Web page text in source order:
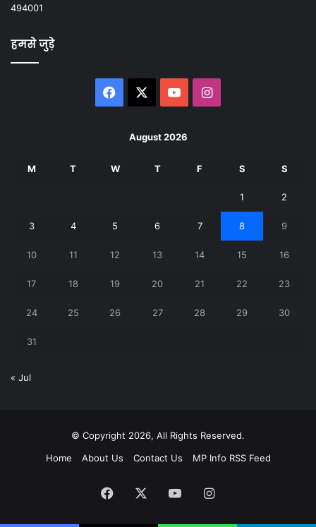
494001
हमसे जुड़े
Facebook YouTubeInstagram
August 2026
M T W T F S S
1 2
3 4 5 6 7 8 9
10 11 12 13 14 15 16
17 18 19 20 21 22 23
24 25 26 27 28 29 30
31
« Jul
© Copyright 2026, All Rights Reserved.
Home
About Us Contact Us MP Info RSS Feed
Facebook YouTubeInstagram